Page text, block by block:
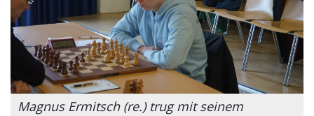
Magnus Ermitsch (re.) trug mit seinem